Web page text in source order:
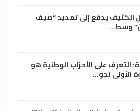
الكثيف يدفع إلى تمديد “صيف
وسط…
التعرف على الأحزاب الوطنية هو
الأولى نحو…